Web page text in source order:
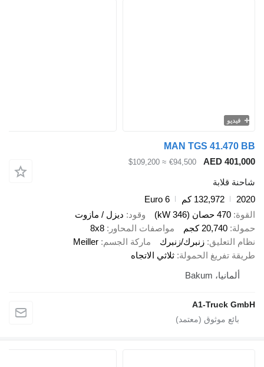
MAN TGS
AED
€94,500
≈ $109,200
132,972 كم
Euro 6
470 حصان (346 kW)
وقود
ديزل / مازوت
20,740 كجم مواصفات المحاور
8x8
زنبرك/زنبرك ماركة الجسم Meiller
الحمولة
ثلاثي الاتجاه
A1-Truck